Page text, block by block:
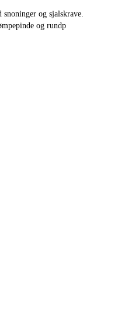
og sjalskrave.
og rundp